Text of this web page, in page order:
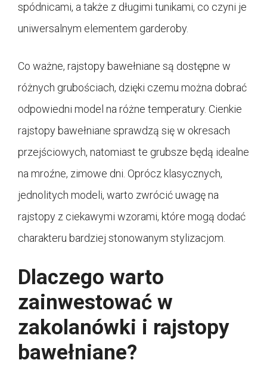
spódnicami, a także z długimi tunikami, co czyni je
uniwersalnym elementem garderoby.
Co ważne, rajstopy bawełniane są dostępne w
różnych grubościach, dzięki czemu można dobrać
odpowiedni model na różne temperatury. Cienkie
rajstopy bawełniane sprawdzą się w okresach
przejściowych, natomiast te grubsze będą idealne
na mroźne, zimowe dni. Oprócz klasycznych,
jednolitych modeli, warto zwrócić uwagę na
rajstopy z ciekawymi wzorami, które mogą dodać
charakteru bardziej stonowanym stylizacjom.
Dlaczego warto
zainwestować w
zakolanówki i rajstopy
bawełniane?